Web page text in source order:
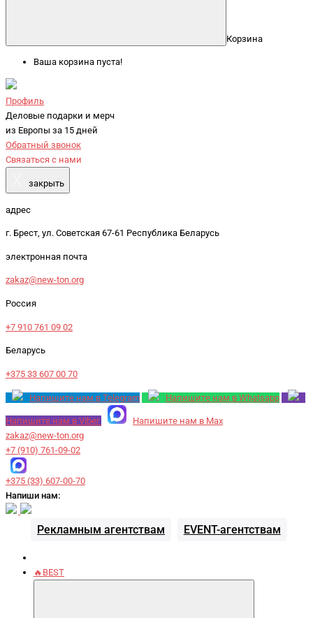
Корзина
Ваша корзина пуста!
Профиль
Деловые подарки и мерч
из Европы за 15 дней
Обратный звонок
Связаться с нами
закрыть
адрес
г. Брест, ул. Советская 67-61 Республика Беларусь
электронная почта
zakaz@new-ton.org
Россия
+7 910 761 09 02
Беларусь
+375 33 607 00 70
Напишите нам в Telegram Напишите нам в Whatsapp
Напишите нам в Viber
Напишите нам в Max
zakaz@new-ton.org
+7 (910) 761-09-02
+375 (33) 607-00-70
Напиши нам:
Рекламным агентствам EVENT-агентствам
🔥BEST